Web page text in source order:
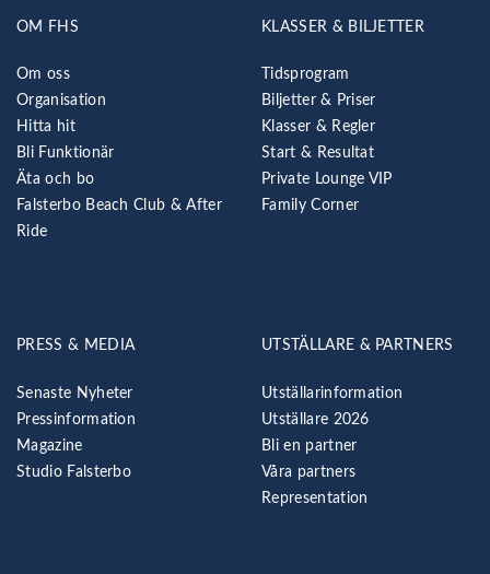
OM FHS
Om oss
Organisation
Hitta hit
Bli Funktionär
Äta och bo
Falsterbo Beach Club & After
Ride
KLASSER & BILJETTER
Tidsprogram
Biljetter & Priser
Klasser & Regler
Start & Resultat
Private Lounge VIP
Family Corner
PRESS & MEDIA
Senaste Nyheter
Pressinformation
Magazine
Studio Falsterbo
UTSTÄLLARE & PARTNERS
Utställarinformation
Utställare 2026
Bli en partner
Våra partners
Representation